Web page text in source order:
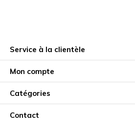
Service à la clientèle
Mon compte
Catégories
Contact